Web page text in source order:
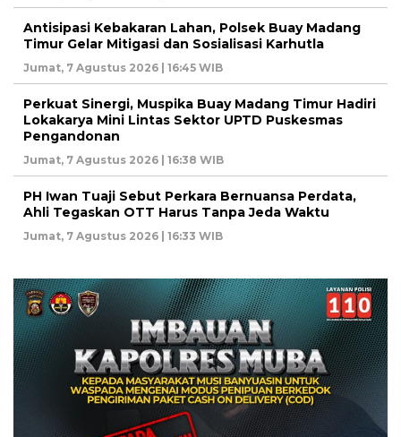
Antisipasi Kebakaran Lahan, Polsek Buay Madang
Timur Gelar Mitigasi dan Sosialisasi Karhutla
Jumat, 7 Agustus 2026 | 16:45 WIB
Perkuat Sinergi, Muspika Buay Madang Timur Hadiri
Lokakarya Mini Lintas Sektor UPTD Puskesmas
Pengandonan
Jumat, 7 Agustus 2026 | 16:38 WIB
PH Iwan Tuaji Sebut Perkara Bernuansa Perdata,
Ahli Tegaskan OTT Harus Tanpa Jeda Waktu
Jumat, 7 Agustus 2026 | 16:33 WIB